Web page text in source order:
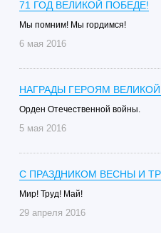
71 ГОД ВЕЛИКОЙ ПОБЕДЕ!
Мы помним! Мы гордимся!
6 мая 2016
НАГРАДЫ ГЕРОЯМ
Орден Отечественной войны.
5 мая 2016
С ПРАЗДНИКОМ ВЕСНЫ И
Мир! Труд! Май!
29 апреля 2016